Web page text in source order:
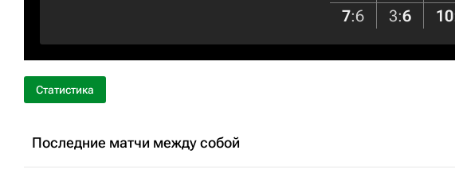
7:6 3:6 10
Статистика
Последние матчи между собой